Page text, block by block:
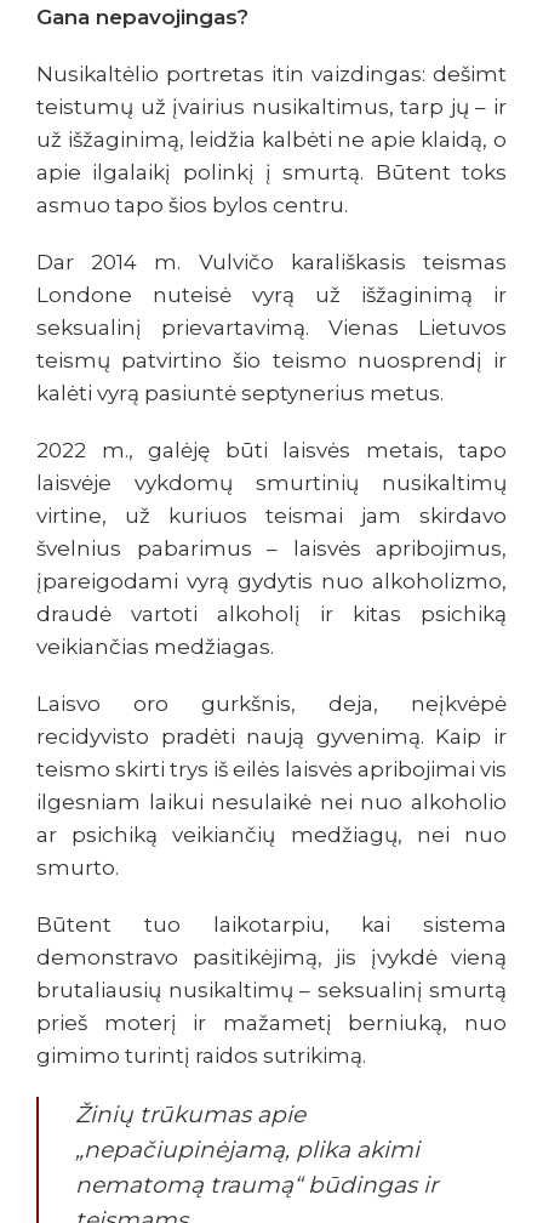
Gana nepavojingas?
Nusikaltėlio portretas itin vaizdingas: dešimt
teistumų už įvairius nusikaltimus, tarp jų – ir
už išžaginimą, leidžia kalbėti ne apie klaidą, o
apie ilgalaikį polinkį į smurtą. Būtent toks
asmuo tapo šios bylos centru.
Dar 2014 m. Vulvičo karališkasis teismas
Londone nuteisė vyrą už išžaginimą ir
seksualinį prievartavimą. Vienas Lietuvos
teismų patvirtino šio teismo nuosprendį ir
kalėti vyrą pasiuntė septynerius metus.
2022 m., galėję būti laisvės metais, tapo
laisvėje vykdomų smurtinių nusikaltimų
virtine, už kuriuos teismai jam skirdavo
švelnius pabarimus – laisvės apribojimus,
įpareigodami vyrą gydytis nuo alkoholizmo,
draudė vartoti alkoholį ir kitas psichiką
veikiančias medžiagas.
Laisvo oro gurkšnis, deja, neįkvėpė
recidyvisto pradėti naują gyvenimą. Kaip ir
teismo skirti trys iš eilės laisvės apribojimai vis
ilgesniam laikui nesulaikė nei nuo alkoholio
ar psichiką veikiančių medžiagų, nei nuo
smurto.
Būtent tuo laikotarpiu, kai sistema
demonstravo pasitikėjimą, jis įvykdė vieną
brutaliausių nusikaltimų – seksualinį smurtą
prieš moterį ir mažametį berniuką, nuo
gimimo turintį raidos sutrikimą.
Žinių trūkumas apie
„nepačiupinėjamą, plika akimi
nematomą traumą“ būdingas ir